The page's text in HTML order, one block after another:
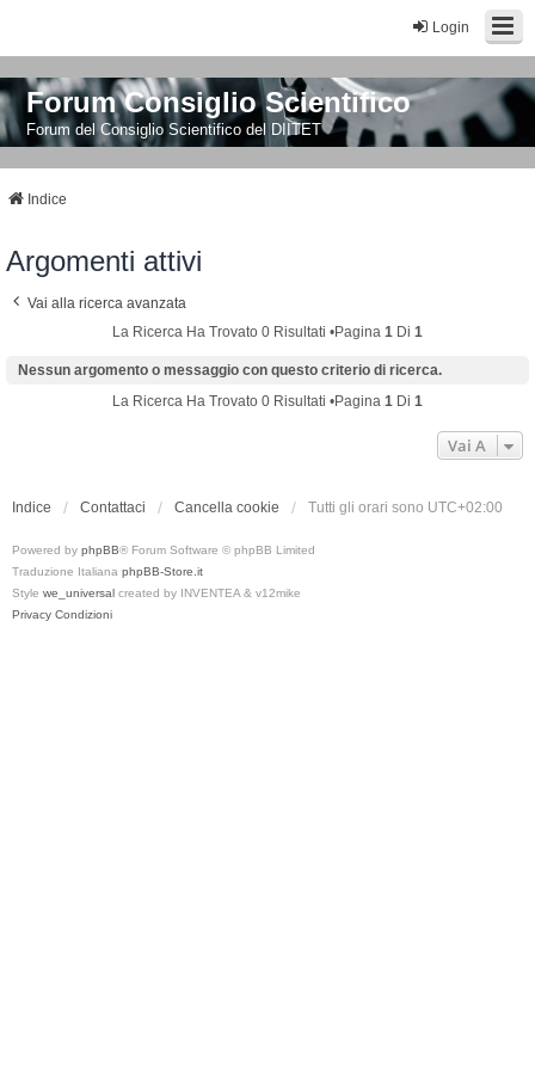
Login
Forum Consiglio Scientifico
Forum del Consiglio Scientifico del DIITET
Indice
Argomenti attivi
Vai alla ricerca avanzata
La Ricerca Ha Trovato 0 Risultati •Pagina 1 Di 1
Nessun argomento o messaggio con questo criterio di ricerca.
La Ricerca Ha Trovato 0 Risultati •Pagina 1 Di 1
Vai A
Indice Contattaci Cancella cookie Tutti gli orari sono UTC+02:00
Powered by phpBB® Forum Software © phpBB Limited
Traduzione Italiana phpBB-Store.it
Style we_universal created by INVENTEA & v12mike
Privacy Condizioni